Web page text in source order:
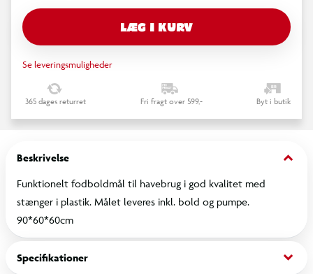
LÆG I KURV
Se leveringsmuligheder
365 dages returret Fri fragt over 599,- Byt i butik
Beskrivelse keyboard_arrow_down
Funktionelt fodboldmål til havebrug i god kvalitet med
stænger i plastik. Målet leveres inkl. bold og pumpe.
90*60*60cm
Specifikationer keyboard_arrow_down